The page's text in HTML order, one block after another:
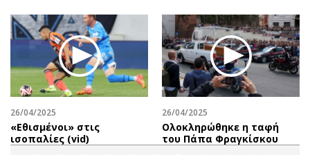
26/04/2025
«Εθισμένοι» στις
ισοπαλίες (vid)
26/04/2025
Ολοκληρώθηκε η ταφή
του Πάπα Φραγκίσκου